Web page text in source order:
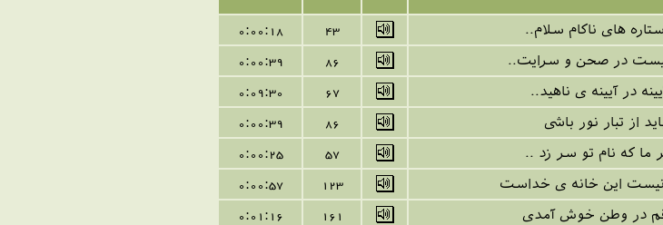
های ناکام سلام.. 43
0:00:18
در صحن و سرایت.. 86
0:00:39
در آیینه ی ناهید.. 67
0:09:30
از تبار نور باشی 86
0:00:39
ما که نام تو سر زد .. 57
0:00:25
نیست این خانه ی خداست 123
0:00:57
قم در وطن خوش آمدی 161
0:01 : 16